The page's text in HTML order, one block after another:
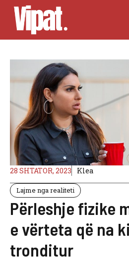
Skip
content
28 SHTATOR, 2023 Klea
Lajme nga realiteti
Përleshje fizike
e vërteta që na
tronditur